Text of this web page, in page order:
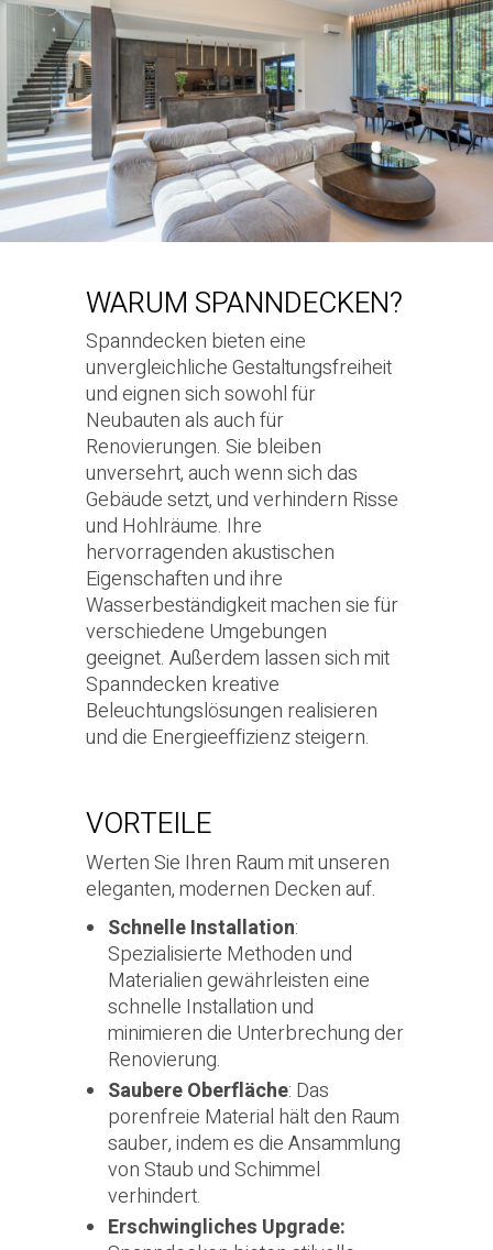
WARUM SPANNDECKEN?
Spanndecken bieten eine
unvergleichliche Gestaltungsfreiheit
und eignen sich sowohl für
Neubauten als auch für
Renovierungen. Sie bleiben
unversehrt, auch wenn sich das
Gebäude setzt, und verhindern Risse
und Hohlräume. Ihre
hervorragenden akustischen
Eigenschaften und ihre
Wasserbeständigkeit machen sie für
verschiedene Umgebungen
geeignet. Außerdem lassen sich mit
Spanndecken kreative
Beleuchtungslösungen realisieren
und die Energieeffizienz steigern.
VORTEILE
Werten Sie Ihren Raum mit unseren
eleganten, modernen Decken auf.
Schnelle Installation:
Spezialisierte Methoden und
Materialien gewährleisten eine
schnelle Installation und
minimieren die Unterbrechung der
Renovierung.
Saubere Oberfläche: Das
porenfreie Material hält den Raum
sauber, indem es die Ansammlung
von Staub und Schimmel
verhindert.
Erschwingliches Upgrade: